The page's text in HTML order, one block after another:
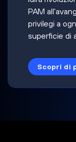
PAM
privilegi a
superficie di
Scopri di